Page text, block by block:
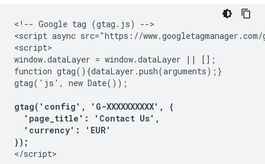
<!-- Google tag (gtag.js) -->
<script async src="https://www.googletagmanager.com/
<script>
window.dataLayer = window.dataLayer || [];
function gtag(){dataLayer.push(arguments);}
gtag('js', new Date());
gtag('config', 'G-XXXXXXXXXX', {
  'page_title': 'Contact Us',
  'currency': 'EUR'
});